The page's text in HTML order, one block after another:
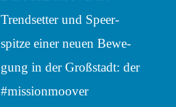
Trend­set­ter und Speer­
spitze einer neuen Bewe­
gung in der Groß­stadt: der
#mission­moo­ver